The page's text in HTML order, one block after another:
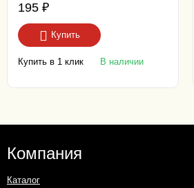
195 ₽
Купить
Купить в 1 клик В наличии
Компания
Каталог